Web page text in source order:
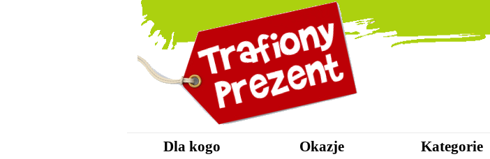
Dla kogo Okazje Kategorie